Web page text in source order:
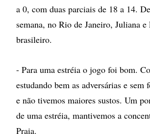
a 0, com duas parciais de 18 a 14.
semana, no Rio de Janeiro, Juliana
brasileiro.
- Para uma estréia o jogo foi bom.
estudando bem as adversárias e
e não tivemos maiores sustos. Um
de uma estréia, mantivemos a
Praia.